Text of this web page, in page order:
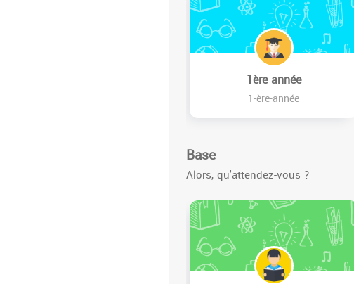
1ère année
1-ère-année
Base
Alors, qu'attendez-vous ?